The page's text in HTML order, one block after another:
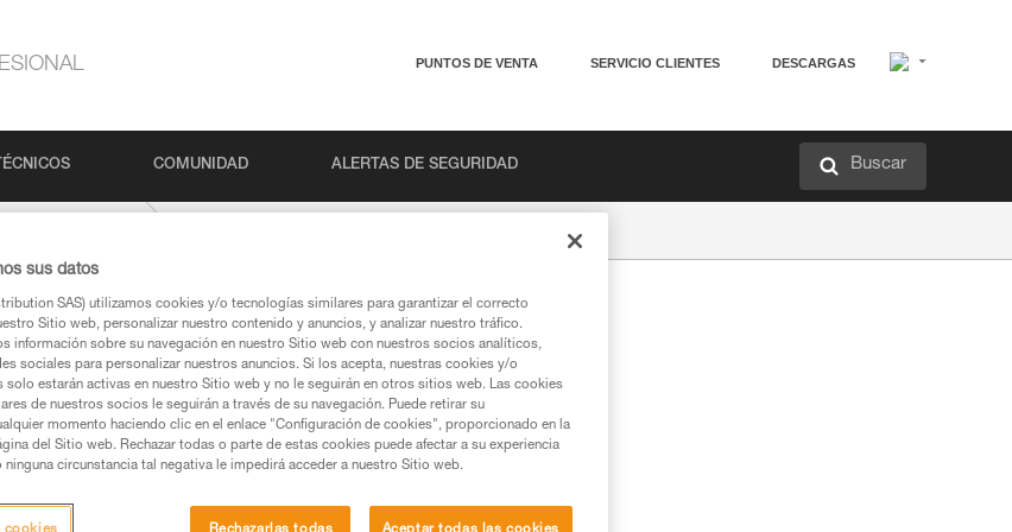
PUNTOS DE VENTA SERVICIO CLIENTES DESCARGAS
COMUNIDAD ALERTAS DE SEGURIDAD Buscar
utilizados en este consejo antes de
de la ficha técnica para poder comprender
un entrenamiento específico. Confirme a
sus datos
SAS) utilizamos cookies y/o tecnologías similares para garantizar el correcto
Sitio web, personalizar nuestro contenido y anuncios, y analizar nuestro tráfico.
información sobre su navegación en nuestro Sitio web con nuestros socios analíticos,
sociales para personalizar nuestros anuncios. Si los acepta, nuestras cookies y/o
solo estarán activas en nuestro Sitio web y no le seguirán en otros sitios web. Las cookies
de nuestros socios le seguirán a través de su navegación. Puede retirar su
momento haciendo clic en el enlace "Configuración de cookies", proporcionado en la
del Sitio web. Rechazar todas o parte de estas cookies puede afectar a su experiencia
ninguna circunstancia tal negativa le impedirá acceder a nuestro Sitio web.